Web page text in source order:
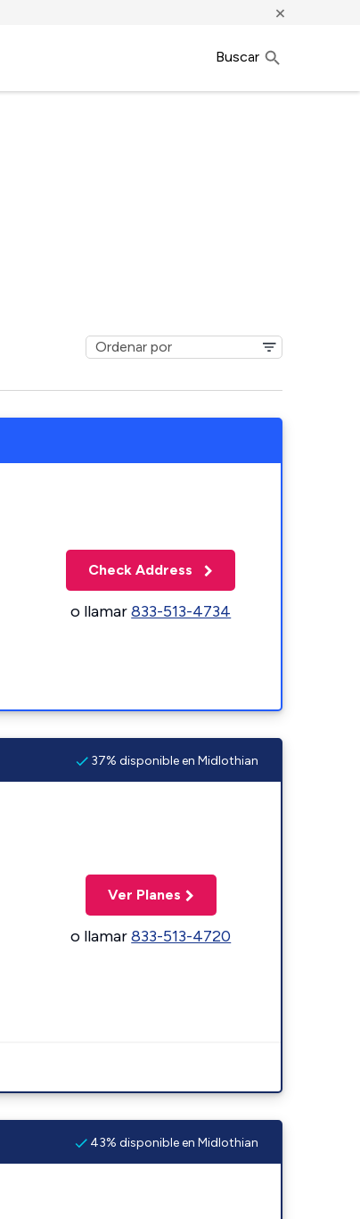
×
Buscar
Check Address
o llamar833-513-4734
37% disponible en Midlothian
Ver Planes
o llamar833-513-4720
43% disponible en Midlothian